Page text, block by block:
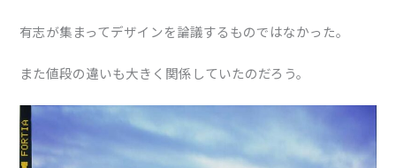
有志が集まってデザインを論議するものではなかった。
また値段の違いも大きく関係していたのだろう。